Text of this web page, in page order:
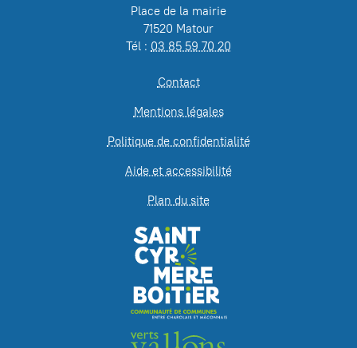
Place de la mairie
71520 Matour
Tél : 03 85 59 70 20
Contact
Mentions légales
Politique de confidentialité
Aide et accessibilité
Plan du site